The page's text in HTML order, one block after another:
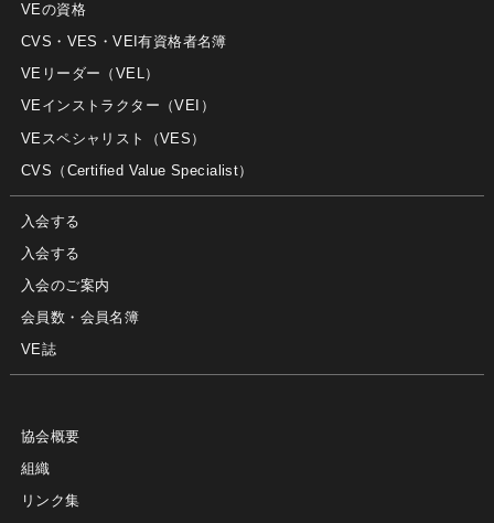
VEの資格
CVS・VES・VEI有資格者名簿
VEリーダー（VEL）
VEインストラクター（VEI）
VEスペシャリスト（VES）
CVS（Certified Value Specialist）
入会する
入会する
入会のご案内
会員数・会員名簿
VE誌
協会概要
組織
リンク集